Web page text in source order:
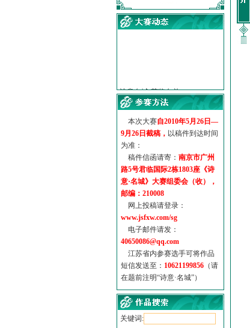
·诗意名城·地铁时间
·地铁完美呈现【诗意·名城...
参赛作品多达5000多首
“诗意·名城”晒诗会
特别通知--致广大诗词爱好...
本次大赛自2010年5月26日—
9月26日截稿， 以稿件到达时间
为准：
稿件信函请寄： 南京市广州
路5号君临国际2栋1803座《诗
意·名城》大赛组委会（收），
邮编：210008
网上投稿请登录：
www.jsfxw.com/sg
电子邮件请发：
40650086@qq.com
江苏省内参赛选手可将作品
短信发送至： 10621199856 （请
在题前注明“诗意·名城”）
关键词: